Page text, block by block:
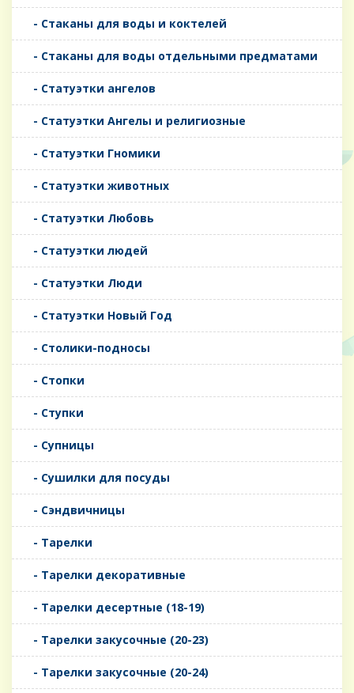
- Стаканы для воды и коктелей
- Стаканы для воды отдельными предматами
- Статуэтки ангелов
- Статуэтки Ангелы и религиозные
- Статуэтки Гномики
- Статуэтки животных
- Статуэтки Любовь
- Статуэтки людей
- Статуэтки Люди
- Статуэтки Новый Год
- Столики-подносы
- Стопки
- Ступки
- Супницы
- Сушилки для посуды
- Сэндвичницы
- Тарелки
- Тарелки декоративные
- Тарелки десертные (18-19)
- Тарелки закусочные (20-23)
- Тарелки закусочные (20-24)